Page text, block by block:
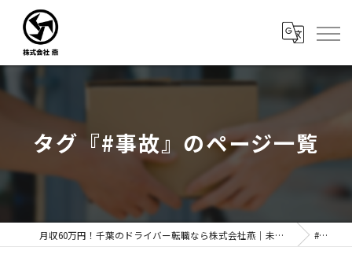
タグ『#事故』のページ一覧
月収60万円！千葉のドライバー転職なら株式会社燕｜未経験歓迎 #事故